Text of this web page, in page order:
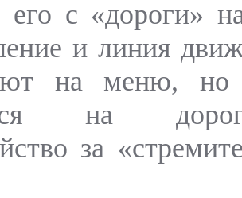
его с «дороги»
и линия
на меню, но
на
за